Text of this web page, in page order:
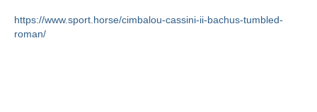
https://www.sport.horse/cimbalou-cassini-ii-bachus-tumbled-
roman/